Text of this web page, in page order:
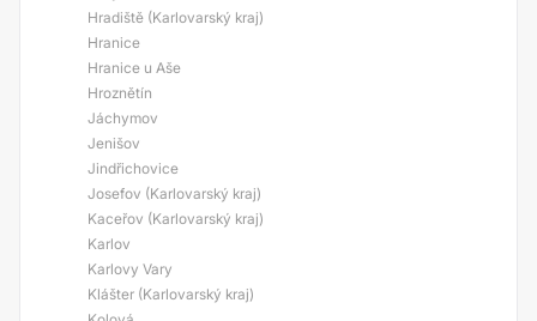
Hradiště (Karlovarský kraj)
Hranice
Hranice u Aše
Hroznětín
Jáchymov
Jenišov
Jindřichovice
Josefov (Karlovarský kraj)
Kaceřov (Karlovarský kraj)
Karlov
Karlovy Vary
Klášter (Karlovarský kraj)